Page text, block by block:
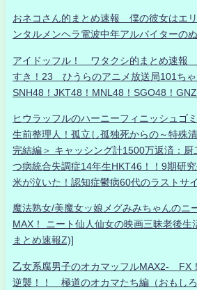
おネコさん的まとめ速報 僕の彼女はエ
ンタルメンヘラ電波中年アルバイターの
アイドッフル！ ワタクシ的まとめ速報
すき！23 ひうらのアニメ放送局101ち
SNH48！JKT48！MNL48！SGO48！
ヒウラッフルのハーニーフィニッシュゴ
生前整理人！孤立し孤独死からの～特殊
完結編＞ キャッシング計1500万返済：厨
つ病統合失調症14年生HKT46！！9期研
米が泣いた！認知症鬱病60代のラストサ
魔法熟女/美魔女ッ娘メグみみちゃんのニ
MAX！ ニート仙人仙女の映画三昧老後生
まとめ速報Z)]
乙女系腐男子のオカマッフルMAX2- FX
逆襲！！ 極道のオカマたち編（おもしろ